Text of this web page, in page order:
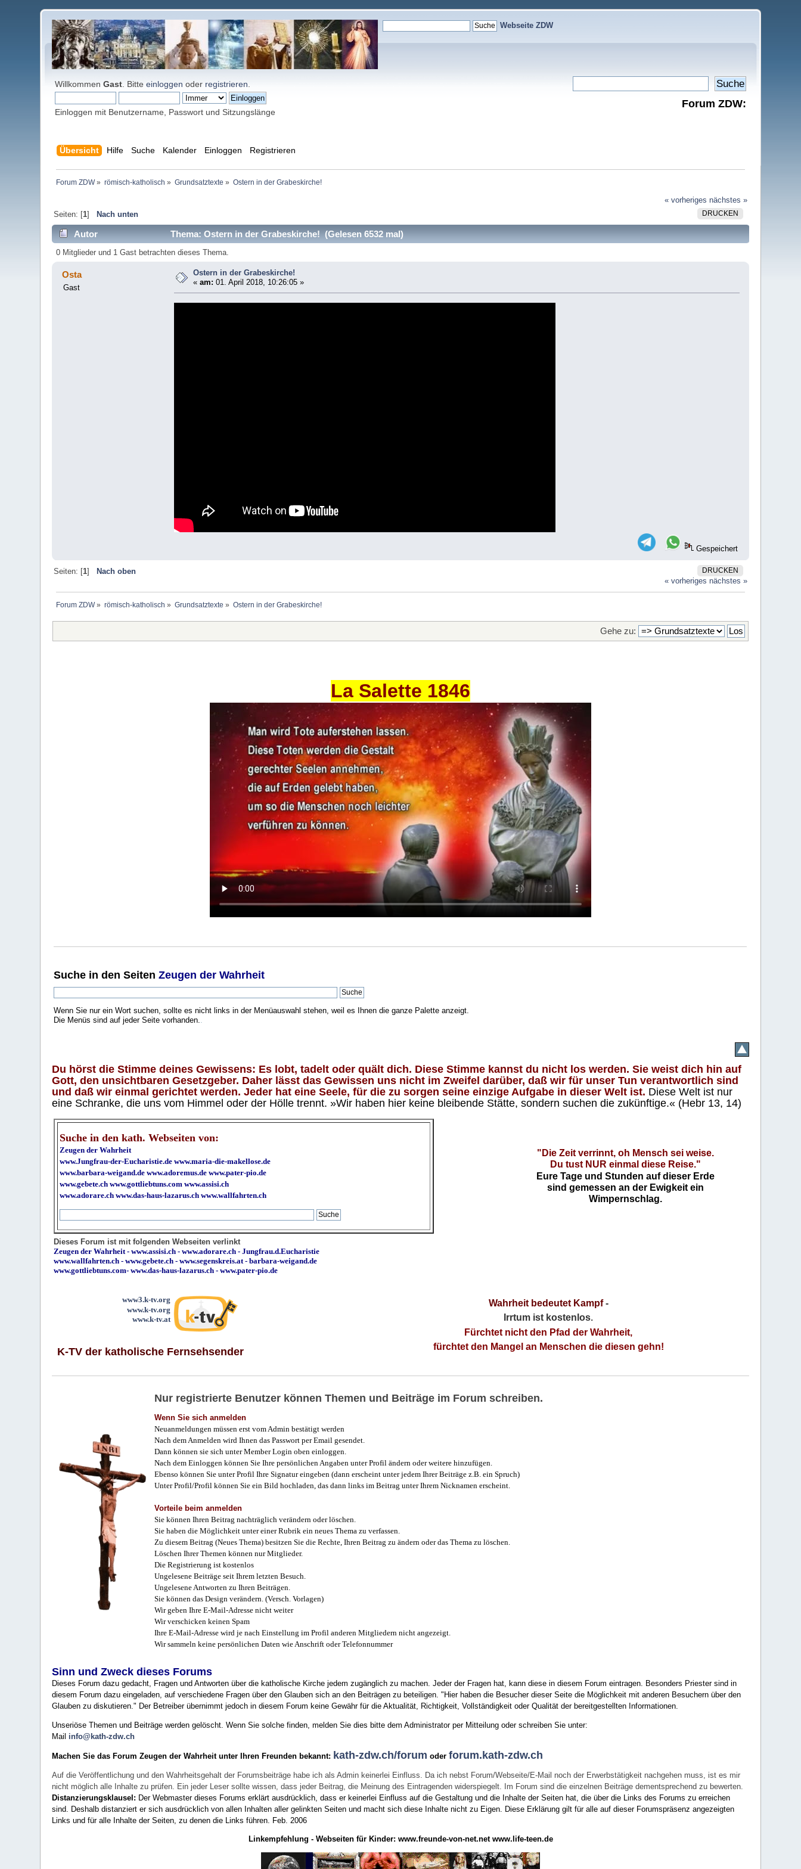
Webseite ZDW
WillkommenGast . Bitteeinloggen oder registrieren
Einloggen mit Benutzername, Passwort und Sitzungslänge
Forum ZDW:
Übersicht Hilfe Suche Kalender Einloggen Registrieren
Forum ZDW» römisch-katholisch » Grundsatztexte » Ostern in der Grabeskirche!
« vorheriges nächstes »
DRUCKEN
Seiten: [1] Nach unten
Autor Thema: Ostern in der Grabeskirche! (Gelesen 6532 mal)
0 Mitglieder und 1 Gast betrachten dieses Thema.
Osta
Gast
Ostern in der Grabeskirche!
«am: 01. April 2018, 10:26:05 »
Gespeichert
DRUCKEN
Seiten: [1]
Nach oben
« vorheriges nächstes »
Forum ZDW» römisch-katholisch » Grundsatztexte » Ostern in der Grabeskirche!
Gehe zu:
La Salette 1846
Suche in den SeitenZeugen der Wahrheit
Wenn Sie nur ein Wort suchen, sollte es nicht links in der Menüauswahl stehen, weil es Ihnen die ganze Palette anzeigt.
Die Menüs sind auf jeder Seite vorhanden..
Du hörst die Stimme deines Gewissens: Es lobt, tadelt oder quält dich. Diese Stimme kannst du nicht los werden. Sie weist dich hin auf
Gott, den unsichtbaren Gesetzgeber. Daher lässt das Gewissen uns nicht im Zweifel darüber, daß wir für unser Tun verantwortlich sind
und daß wir einmal gerichtet werden. Jeder hat eine Seele, für die zu sorgen seine einzige Aufgabe in dieser Welt ist. Diese Welt ist nur
eine Schranke, die uns vom Himmel oder der Hölle trennt. »Wir haben hier keine bleibende Stätte, sondern suchen die zukünftige.« (Hebr 13, 14)
Suche in den kath. Webseiten von:
Zeugen der Wahrheit
www.Jungfrau-der-Eucharistie.de www.maria-die-makellose.de
www.barbara-weigand.de www.adoremus.de www.pater-pio.de
www.gebete.ch www.gottliebtuns.com www.assisi.ch
www.adorare.ch www.das-haus-lazarus.ch www.wallfahrten.ch
"Die Zeit verrinnt, oh Mensch sei weise.
Du tust NUR einmal diese Reise."
Eure Tage und Stunden auf dieser Erde
sind gemessen an der Ewigkeit ein
Wimpernschlag.
Dieses Forum ist mit folgenden Webseiten verlinkt
Zeugen der Wahrheit-www.assisi.ch -www.adorare.ch -Jungfrau.d.Eucharistie
www.wallfahrten.ch -www.gebete.ch -www.segenskreis.at-barbara-weigand.de
www.gottliebtuns.com-www.das-haus-lazarus.ch - www.pater-pio.de
www3.k-tv.org
www.k-tv.org
www.k-tv.at
K-TV der katholische Fernsehsender
Wahrheit bedeutet Kampf-
Irrtum ist kostenlos.
Fürchtet nicht den Pfad der Wahrheit,
fürchtet den Mangel an Menschen die diesen gehn!
Nur registrierte Benutzer können Themen und Beiträge im Forum schreiben.
Wenn Sie sich anmelden
Neuanmeldungen müssen erst vom Admin bestätigt werden
Nach dem Anmelden wird Ihnen das Passwort per Email gesendet.
Dann können sie sich unter Member Login oben einloggen.
Nach dem Einloggen können Sie Ihre persönlichen Angaben unter Profil ändern oder weitere hinzufügen.
Ebenso können Sie unter Profil Ihre Signatur eingeben (dann erscheint unter jedem Ihrer Beiträge z.B. ein Spruch)
Unter Profil/Profil können Sie ein Bild hochladen, das dann links im Beitrag unter Ihrem Nicknamen erscheint.
Vorteile beim anmelden
Sie können Ihren Beitrag nachträglich verändern oder löschen.
Sie haben die Möglichkeit unter einer Rubrik ein neues Thema zu verfassen.
Zu diesem Beitrag (Neues Thema) besitzen Sie die Rechte, Ihren Beitrag zu ändern oder das Thema zu löschen.
Löschen Ihrer Themen können nur Mitglieder.
Die Registrierung ist kostenlos
Ungelesene Beiträge seit Ihrem letzten Besuch.
Ungelesene Antworten zu Ihren Beiträgen.
Sie können das Design verändern. (Versch. Vorlagen)
Wir geben Ihre E-Mail-Adresse nicht weiter
Wir verschicken keinen Spam
Ihre E-Mail-Adresse wird je nach Einstellung im Profil anderen Mitgliedern nicht angezeigt.
Wir sammeln keine persönlichen Daten wie Anschrift oder Telefonnummer
Sinn und Zweck dieses Forums
Dieses Forum dazu gedacht, Fragen und Antworten über die katholische Kirche jedem zugänglich zu machen. Jeder der Fragen hat, kann diese in diesem Forum eintragen. Besonders Priester sind in
diesem Forum dazu eingeladen, auf verschiedene Fragen über den Glauben sich an den Beiträgen zu beteiligen. "Hier haben die Besucher dieser Seite die Möglichkeit mit anderen Besuchern über den
Glauben zu diskutieren." Der Betreiber übernimmt jedoch in diesem Forum keine Gewähr für die Aktualität, Richtigkeit, Vollständigkeit oder Qualität der bereitgestellten Informationen.
Unseriöse Themen und Beiträge werden gelöscht. Wenn Sie solche finden, melden Sie dies bitte dem Administrator per Mitteilung oder schreiben Sie unter:
Mail info@kath-zdw.ch
Machen Sie das Forum Zeugen der Wahrheit unter Ihren Freunden bekannt: kath-zdw.ch/forum oderforum.kath-zdw.ch
Auf die Veröffentlichung und den Wahrheitsgehalt der Forumsbeiträge habe ich als Admin keinerlei Einfluss. Da ich nebst Forum/Webseite/E-Mail noch der Erwerbstätigkeit nachgehen muss, ist es mir
nicht möglich alle Inhalte zu prüfen. Ein jeder Leser sollte wissen, dass jeder Beitrag, die Meinung des Eintragenden widerspiegelt. Im Forum sind die einzelnen Beiträge dementsprechend zu bewerten.
Distanzierungsklausel: Der Webmaster dieses Forums erklärt ausdrücklich, dass er keinerlei Einfluss auf die Gestaltung und die Inhalte der Seiten hat, die über die Links des Forums zu erreichen
sind. Deshalb distanziert er sich ausdrücklich von allen Inhalten aller gelinkten Seiten und macht sich diese Inhalte nicht zu Eigen. Diese Erklärung gilt für alle auf dieser Forumspräsenz angezeigten
Links und für alle Inhalte der Seiten, zu denen die Links führen. Feb. 2006
Linkempfehlung - Webseiten für Kinder: www.freunde-von-net.net www.life-teen.de